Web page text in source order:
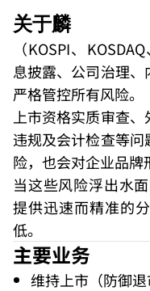
关于麟
（KOSPI、
息披露、公司治理
严格管控所有风险。
上市资格实质审查
违规及会计检查等
险，也会对企业品牌
当这些风险浮出水
提供迅速而精准的
低。
主要业务
维持上市（防御退